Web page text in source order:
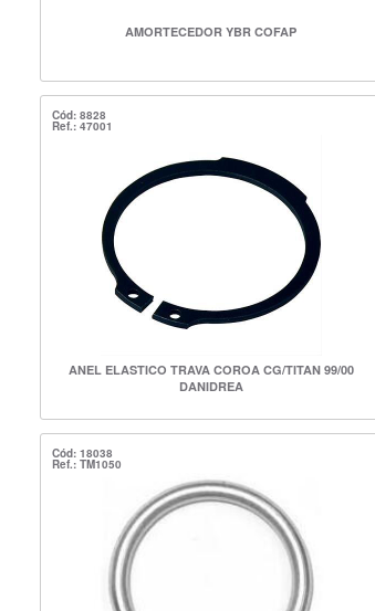
AMORTECEDOR YBR COFAP
Cód: 8828
Ref.: 47001
ANEL ELASTICO TRAVA COROA CG/TITAN 99/00
DANIDREA
Cód: 18038
Ref.: TM1050